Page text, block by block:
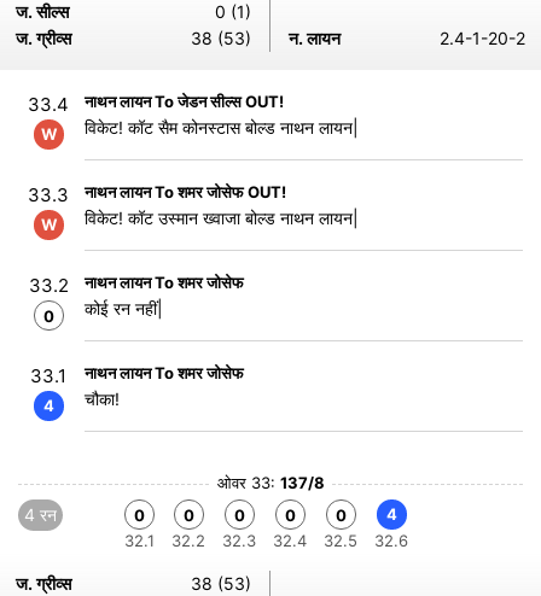
ज. सील्स
0 (1)
ज. ग्रीव्स
38 (53) न. लायन 2.4-1-20-2
33.4
W
नाथन लायन To जेडन सील्स OUT!
विकेट! कॉट सैम कोनस्टास बोल्ड नाथन लायन|
33.3
W
नाथन लायन To शमर जोसेफ OUT!
विकेट! कॉट उस्मान ख्वाजा बोल्ड नाथन लायन|
33.2
0
नाथन लायन To शमर जोसेफ
कोई रन नहीं|
33.1
4
नाथन लायन To शमर जोसेफ
चौका!
ओवर 33: 137/8
4 रन
0
32.1
0
32.2
0
32.3
0
32.4
0
32.5
4
32.6
ज. ग्रीव्स
38 (53)